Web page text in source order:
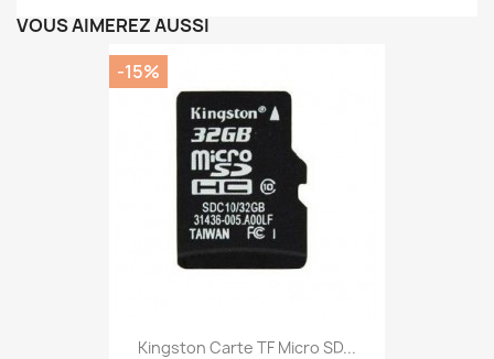
VOUS AIMEREZ AUSSI
Kingston Carte TF Micro SD...
-15%